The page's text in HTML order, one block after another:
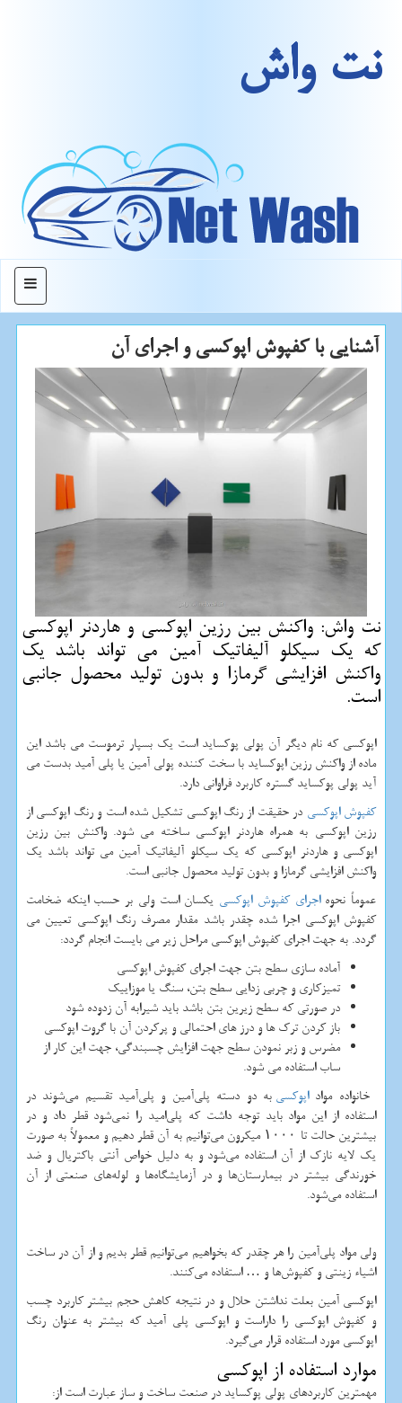
نت واش
منو
آشنایی با كفپوش اپوكسی و اجرای آن
نت واش: واكنش بین رزین اپوكسی و هاردنر اپوكسی
كه یك سیكلو آلیفاتیك آمین می تواند باشد یك
واكنش افزایشی گرمازا و بدون تولید محصول جانبی
است.
اپوکسی که نام دیگر آن پولی پوکساید است یک بسپار ترموست می باشد این
ماده از واکنش رزین اپوکساید با سخت کننده پولی آمین یا پلی آمید بدست می
آید پولی پوکساید گستره کاربرد فراوانی دارد.
کفپوش اپوکسی در حقیقت از رنگ اپوکسی تشکیل شده است و رنگ اپوکسی از
رزین اپوکسی به همراه هاردنر اپوکسی ساخته می شود. واکنش بین رزین
اپوکسی و هاردنر اپوکسی که یک سیکلو آلیفاتیک آمین می تواند باشد یک
واکنش افزایشی گرمازا و بدون تولید محصول جانبی است.
عموماً نحوهاجرای کفپوش اپوکسی یکسان است ولی بر حسب اینکه ضخامت
کفپوش اپوکسی اجرا شده چقدر باشد مقدار مصرف رنگ اپوکسی تعیین می
گردد. به جهت اجرای کفپوش اپوکسی مراحل زیر می بایست انجام گردد:
آماده سازی سطح بتن جهت اجرای کفپوش اپوکسی
تمیزکاری و چربی زدایی سطح بتن، سنگ یا موزاییک
در صورتی که سطح زیرین بتن باشد باید شیرابه آن زدوده شود
باز کردن ترک ها و درز های احتمالی و پرکردن آن با گروت اپوکسی
مضرس و زبر نمودن سطح جهت افزایش چسبندگی، جهت این کار از
ساب استفاده می شود.
خانواده مواداپوکسی به دو دسته پلی‌آمین و پلی‌آمید تقسیم می‌شوند در
استفاده از این مواد باید توجه داشت که پلی‌امید را نمی‌شود قطر داد و در
بیشترین حالت تا ۱۰۰۰ میکرون می‌توانیم به آن قطر دهیم و معمولاً به صورت
یک لایه نازک از آن استفاده می‌شود و به دلیل خواص آنتی باکتریال و ضد
خورندگی بیشتر در بیمارستان‌ها و در آزمایشگاه‌ها و لوله‌های صنعتی از آن
استفاده می‌شود.
ولی مواد پلی‌آمین را هر چقدر که بخواهیم می‌توانیم قطر بدیم و از آن در ساخت
اشیاء زینتی و کفپوش‌ها و … استفاده می‌کنند.
اپوکسی آمین بعلت نداشتن حلال و در نتیجه کاهش حجم بیشتر کاربرد چسب
و کفپوش اپوکسی را داراست و اپوکسی پلی آمید که بیشتر به عنوان رنگ
اپوکسی مورد استفاده قرار می‌گیرد.
موارد استفاده از اپوکسی
مهمترین کاربردهای پولی پوکساید در صنعت ساخت و ساز عبارت است از: